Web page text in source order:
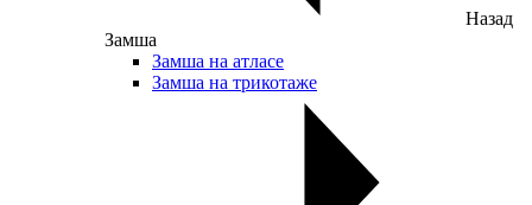
Назад
Замша
Замша на атласе
Замша на трикотаже